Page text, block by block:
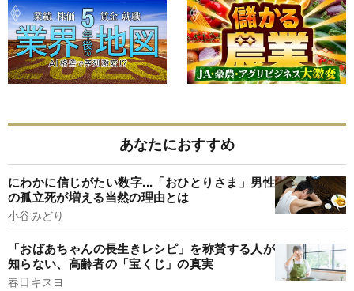
あなたにおすすめ
にわかに信じがたい数字...「おひとりさま」男性
の孤立死が増える当然の理由とは
小谷みどり
「おばあちゃんの長生きレシピ」を称賛する人が
知らない、高齢者の「宝くじ」の真実
春日キスヨ